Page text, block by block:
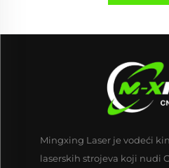
Mingxing Laser je vodeći
laserskih strojeva koji nudi